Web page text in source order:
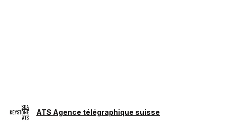
ATS Agence télégraphique suisse